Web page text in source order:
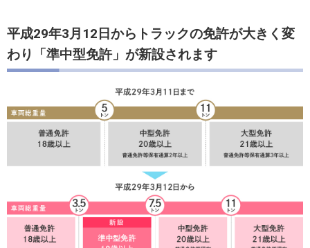
平成29年3月12日からトラックの免許が大きく変
わり「準中型免許」が新設されます